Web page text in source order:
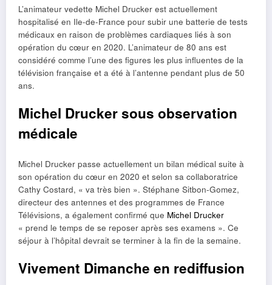
L’animateur vedette Michel Drucker est actuellement
hospitalisé en Ile-de-France pour subir une batterie de tests
médicaux en raison de problèmes cardiaques liés à son
opération du cœur en 2020. L’animateur de 80 ans est
considéré comme l’une des figures les plus influentes de la
télévision française et a été à l’antenne pendant plus de 50
ans.
Michel Drucker sous observation
médicale
Michel Drucker passe actuellement un bilan médical suite à
son opération du cœur en 2020 et selon sa collaboratrice
Cathy Costard, « va très bien ». Stéphane Sitbon-Gomez,
directeur des antennes et des programmes de France
Télévisions, a également confirmé que Michel Drucker
« prend le temps de se reposer après ses examens ». Ce
séjour à l’hôpital devrait se terminer à la fin de la semaine.
Vivement Dimanche en rediffusion